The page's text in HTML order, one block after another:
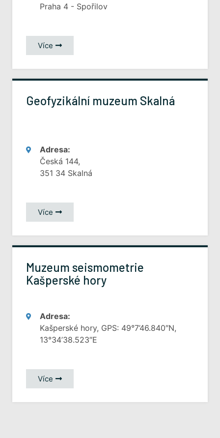
Praha 4 - Spořilov
Více
Geofyzikální muzeum Skalná
Adresa:
Česká 144,
351 34 Skalná
Více
Muzeum seismometrie
Kašperské hory
Adresa:
Kašperské hory, GPS: 49°7’46.840″N,
13°34’38.523″E
Více